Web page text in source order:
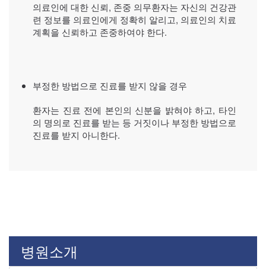
의료인에 대한 신뢰, 존중 의무환자는 자신의 건강관
련 정보를 의료인에게 정확히 알리고, 의료인의 치료
계획을 신뢰하고 존중하여야 한다.
부정한 방법으로 진료를 받지 않을 경우
환자는 진료 전에 본인의 신분을 밝혀야 하고, 타인
의 명의로 진료를 받는 등 거짓이나 부정한 방법으로
진료를 받지 아니한다.
병원소개